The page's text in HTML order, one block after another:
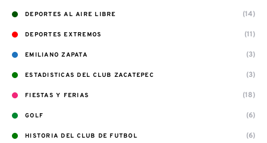
DEPORTES AL AIRE LIBRE (14)
DEPORTES EXTREMOS (11)
EMILIANO ZAPATA (3)
ESTADISTICAS DEL CLUB ZACATEPEC (3)
FIESTAS Y FERIAS (18)
GOLF (6)
HISTORIA DEL CLUB DE FUTBOL (6)